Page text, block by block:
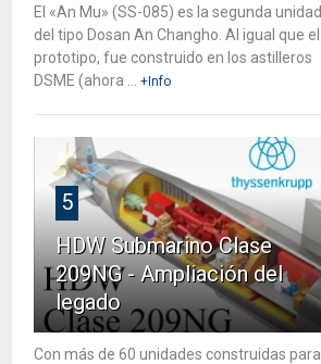
El «An Mu» (SS-085) es la segunda unidad
del tipo Dosan An Changho. Al igual que el
prototipo, fue construido en los astilleros
DSME (ahora ...
+Info
5
HDW Submarino Clase
209NG - Ampliación del
legado
Con más de 60 unidades construidas para